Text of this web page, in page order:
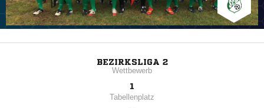
BEZIRKSLIGA 2
Wettbewerb
1
Tabellenplatz